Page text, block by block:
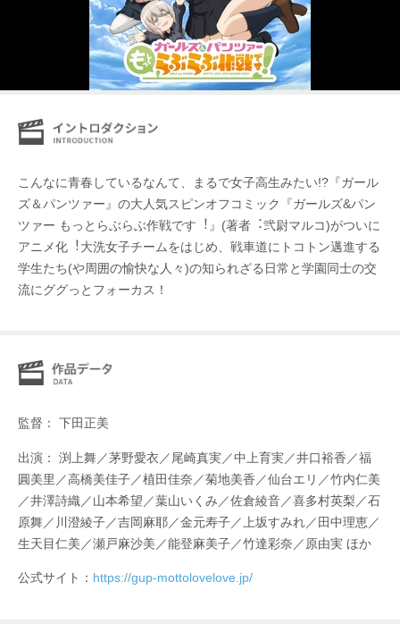
こんなに⻘春しているなんて、まるで⼥⼦⾼生みたい!?『ガール
ズ＆パンツァー』の⼤⼈気スピンオフコミック『ガールズ&パン
ツァー もっとらぶらぶ作戦です︕』(著者︓弐尉マルコ)がついに
アニメ化︕⼤洗⼥⼦チームをはじめ、戦⾞道にトコトン邁進する
学生たち(や周囲の愉快な⼈々)の知られざる⽇常と学園同⼠の交
流にググっとフォーカス！
監督： 下田正美
出演： 渕上舞／茅野愛衣／尾崎真実／中上育実／井口裕香／福
圓美里／高橋美佳子／植田佳奈／菊地美香／仙台エリ／竹内仁美
／井澤詩織／山本希望／葉山いくみ／佐倉綾音／喜多村英梨／石
原舞／川澄綾子／吉岡麻耶／金元寿子／上坂すみれ／田中理恵／
生天目仁美／瀬戸麻沙美／能登麻美子／竹達彩奈／原由実 ほか
公式サイト： https://gup-mottolovelove.jp/